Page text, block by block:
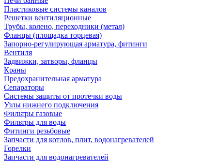
Пластиковые системы каналов
Решетки вентиляционные
Трубы, колено, переходники (метал)
Фланцы (площадка торцевая)
Запорно-регулирующая арматура, фитинги
Вентиля
Задвижки, затворы, фланцы
Краны
Предохранительная арматура
Сепараторы
Системы защиты от протечки воды
Узлы нижнего подключения
Фильтры газовые
Фильтры для воды
Фитинги резьбовые
Запчасти для котлов, плит, водонагревателей
Горелки
Запчасти для водонагревателей